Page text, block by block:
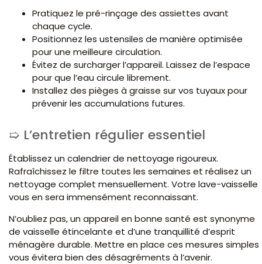
Pratiquez le pré-rinçage des assiettes avant
chaque cycle.
Positionnez les ustensiles de manière optimisée
pour une meilleure circulation.
Évitez de surcharger l’appareil. Laissez de l’espace
pour que l’eau circule librement.
Installez des pièges à graisse sur vos tuyaux pour
prévenir les accumulations futures.
L’entretien régulier essentiel
Établissez un calendrier de nettoyage rigoureux.
Rafraîchissez le filtre toutes les semaines et réalisez un
nettoyage complet mensuellement. Votre lave-vaisselle
vous en sera immensément reconnaissant.
N’oubliez pas, un appareil en bonne santé est synonyme
de vaisselle étincelante et d’une tranquillité d’esprit
ménagère durable. Mettre en place ces mesures simples
vous évitera bien des désagréments à l’avenir.